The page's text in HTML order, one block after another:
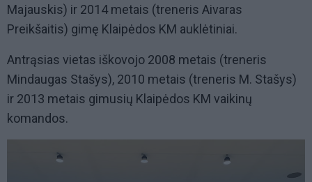
Majauskis) ir 2014 metais (treneris Aivaras
Preikšaitis) gimę Klaipėdos KM auklėtiniai.
Antrąsias vietas iškovojo 2008 metais (treneris
Mindaugas Stašys), 2010 metais (treneris M. Stašys)
ir 2013 metais gimusių Klaipėdos KM vaikinų
komandos.